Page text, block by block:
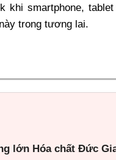
khi smartphone, tablet
trong tương lai.
lớn Hóa chất Đức